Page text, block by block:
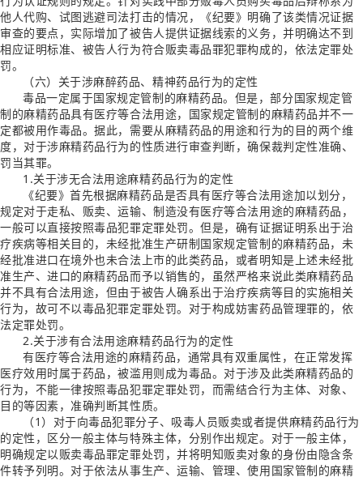
他人代购、试图逃避司法打击的情况，《纪要》明确了该类情况证据
审查的要点，实际增加了被告人提供证据线索的义务，并明确达不到
相应证明标准、被告人行为符合贩卖毒品罪犯罪构成的，依法定罪处
罚。
（六）关于涉麻醉药品、精神药品行为的定性
毒品一定属于国家规定管制的麻精药品。但是，部分国家规定管
制的麻精药品具有医疗等合法用途，国家规定管制的麻精药品并不一
定都被用作毒品。据此，需要从麻精药品的用途和行为的目的两个维
度，对于涉麻精药品行为的性质进行审查判断，确保裁判定性准确、
罚当其罪。
1.关于涉无合法用途麻精药品行为的定性
《纪要》首先根据麻精药品是否具有医疗等合法用途加以划分，
规定对于走私、贩卖、运输、制造没有医疗等合法用途的麻精药品，
一般可以直接按照毒品犯罪定罪处罚。但是，确有证据证明系出于治
疗疾病等相关目的，未经批准生产研制国家规定管制的麻精药品，未
经批准进口在境外也未合法上市的此类药品，或者明知是上述未经批
准生产、进口的麻精药品而予以销售的，虽然严格来说此类麻精药品
并不具有合法用途，但由于被告人确系出于治疗疾病等目的实施相关
行为，故可不以毒品犯罪定罪处罚。对于构成妨害药品管理罪的，依
法定罪处罚。
2.关于涉有合法用途麻精药品行为的定性
有医疗等合法用途的麻精药品，通常具有双重属性，在正常发挥
医疗效用时属于药品，被滥用则成为毒品。对于涉及此类麻精药品的
行为，不能一律按照毒品犯罪定罪处罚，而需结合行为主体、对象、
目的等因素，准确判断其性质。
（1）对于向毒品犯罪分子、吸毒人员贩卖或者提供麻精药品行为
的定性，区分一般主体与特殊主体，分别作出规定。对于一般主体，
明确规定以贩卖毒品罪定罪处罚，并将明知贩卖对象的身份由隐含条
件转予列明。对于依法从事生产、运输、管理、使用国家管制的麻精